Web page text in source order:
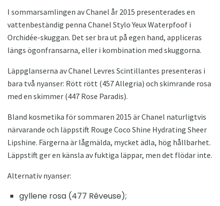
I sommarsamlingen av Chanel år 2015 presenterades en
vattenbeständig penna Chanel Stylo Yeux Waterpfoof i
Orchidée-skuggan. Det ser bra ut på egen hand, appliceras
längs ögonfransarna, eller i kombination med skuggorna.
Läppglanserna av Chanel Levres Scintillantes presenteras i
bara två nyanser: Rött rött (457 Allegria) och skimrande rosa
med en skimmer (447 Rose Paradis).
Bland kosmetika för sommaren 2015 är Chanel naturligtvis
närvarande och läppstift Rouge Coco Shine Hydrating Sheer
Lipshine. Färgerna är lågmälda, mycket ädla, hög hållbarhet.
Läppstift ger en känsla av fuktiga läppar, men det flödar inte.
Alternativ nyanser:
gyllene rosa (477 Rêveuse);